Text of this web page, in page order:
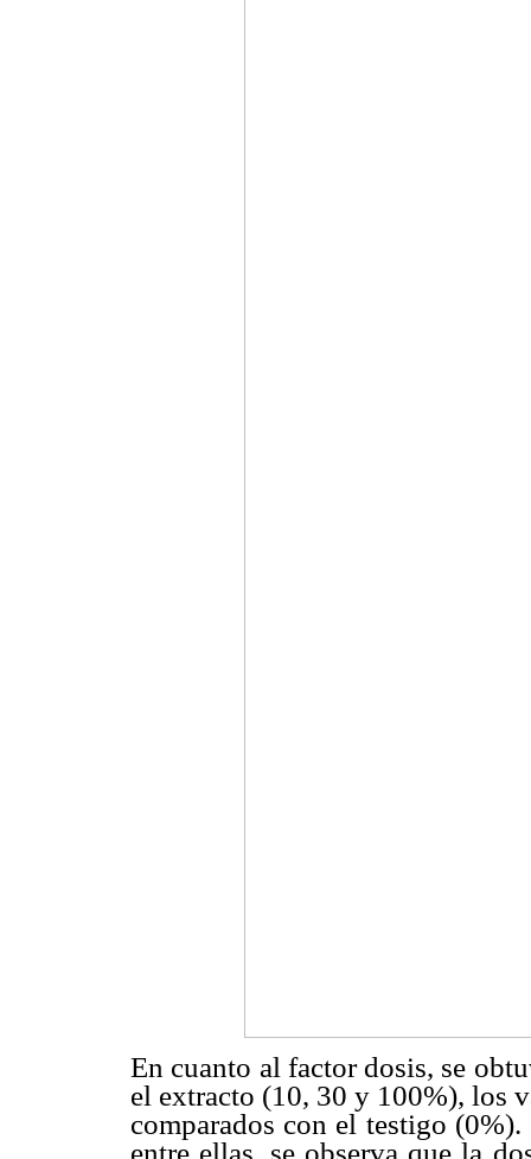
En cuanto al factor dosis, se
el extracto (10, 30 y 100%), los
comparados con el testigo